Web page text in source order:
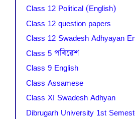
Class 12 Political (English)
Class 12 question papers
Class 12 Swadesh Adhyayan
Class 5 পৰিৱেশ
Class 9 English
Class Assamese
Class XI Swadesh Adhyan
Dibrugarh University 1st